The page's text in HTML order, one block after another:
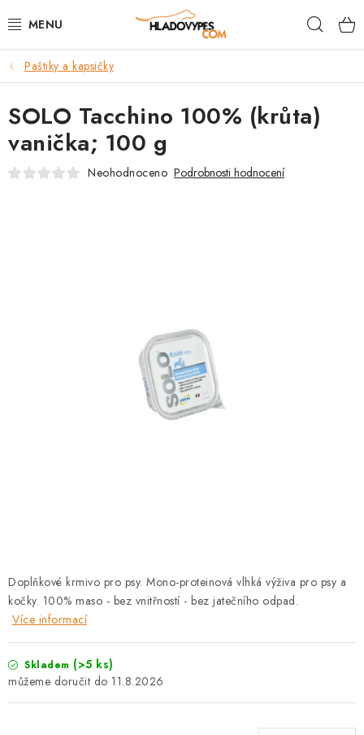
na
POTŘEBY PRO PSY
TAMI PŘEPRAVNÍ BOXY
SPORT SE PSEM
Podmínky ochrany osobních údajů
Zásady použivání souboru cookies
FAQ
Paštiky a kapsičky
Doplňkové krmivo pro psy. Mono-proteinová vlhká výživa pro psy a
kočky. 100% maso - bez vnitřností - bez jatečního odpad.
Více informací
Skladem (>5 ks)
11.8.2026
SOLO Tacchino 100% (krůta)
vanička; 100 g
Neohodnoceno Podrobnosti hodnocení